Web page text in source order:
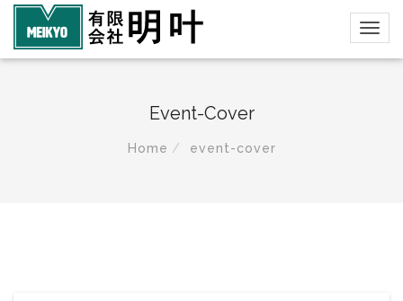
Event-Cover
Home event-cover